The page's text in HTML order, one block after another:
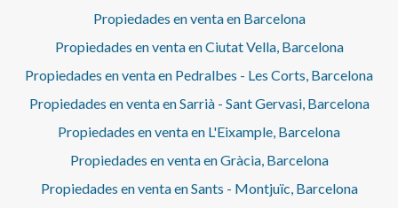
Propiedades en venta en Barcelona
Propiedades en venta en Ciutat Vella, Barcelona
Propiedades en venta en Pedralbes - Les Corts, Barcelona
Propiedades en venta en Sarrià - Sant Gervasi, Barcelona
Propiedades en venta en L'Eixample, Barcelona
Propiedades en venta en Gràcia, Barcelona
Propiedades en venta en Sants - Montjuïc, Barcelona